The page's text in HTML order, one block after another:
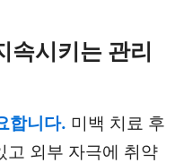
속시키는 관리
합니다. 미백 치료 후
고 외부 자극에 취약